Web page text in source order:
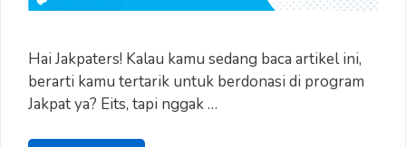
Hai Jakpaters! Kalau kamu sedang baca artikel ini,
berarti kamu tertarik untuk berdonasi di program
Jakpat ya? Eits, tapi nggak …